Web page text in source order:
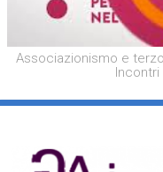
Associazionismo e
Incontri